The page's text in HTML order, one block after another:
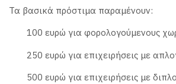
Τα βασικά πρόστιμα παραμένουν:
100 ευρώ για φορολογούμενους
250 ευρώ για επιχειρήσεις με
500 ευρώ για επιχειρήσεις με